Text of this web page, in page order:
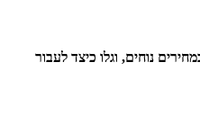
נוחים, וגלו כיצד לעבור